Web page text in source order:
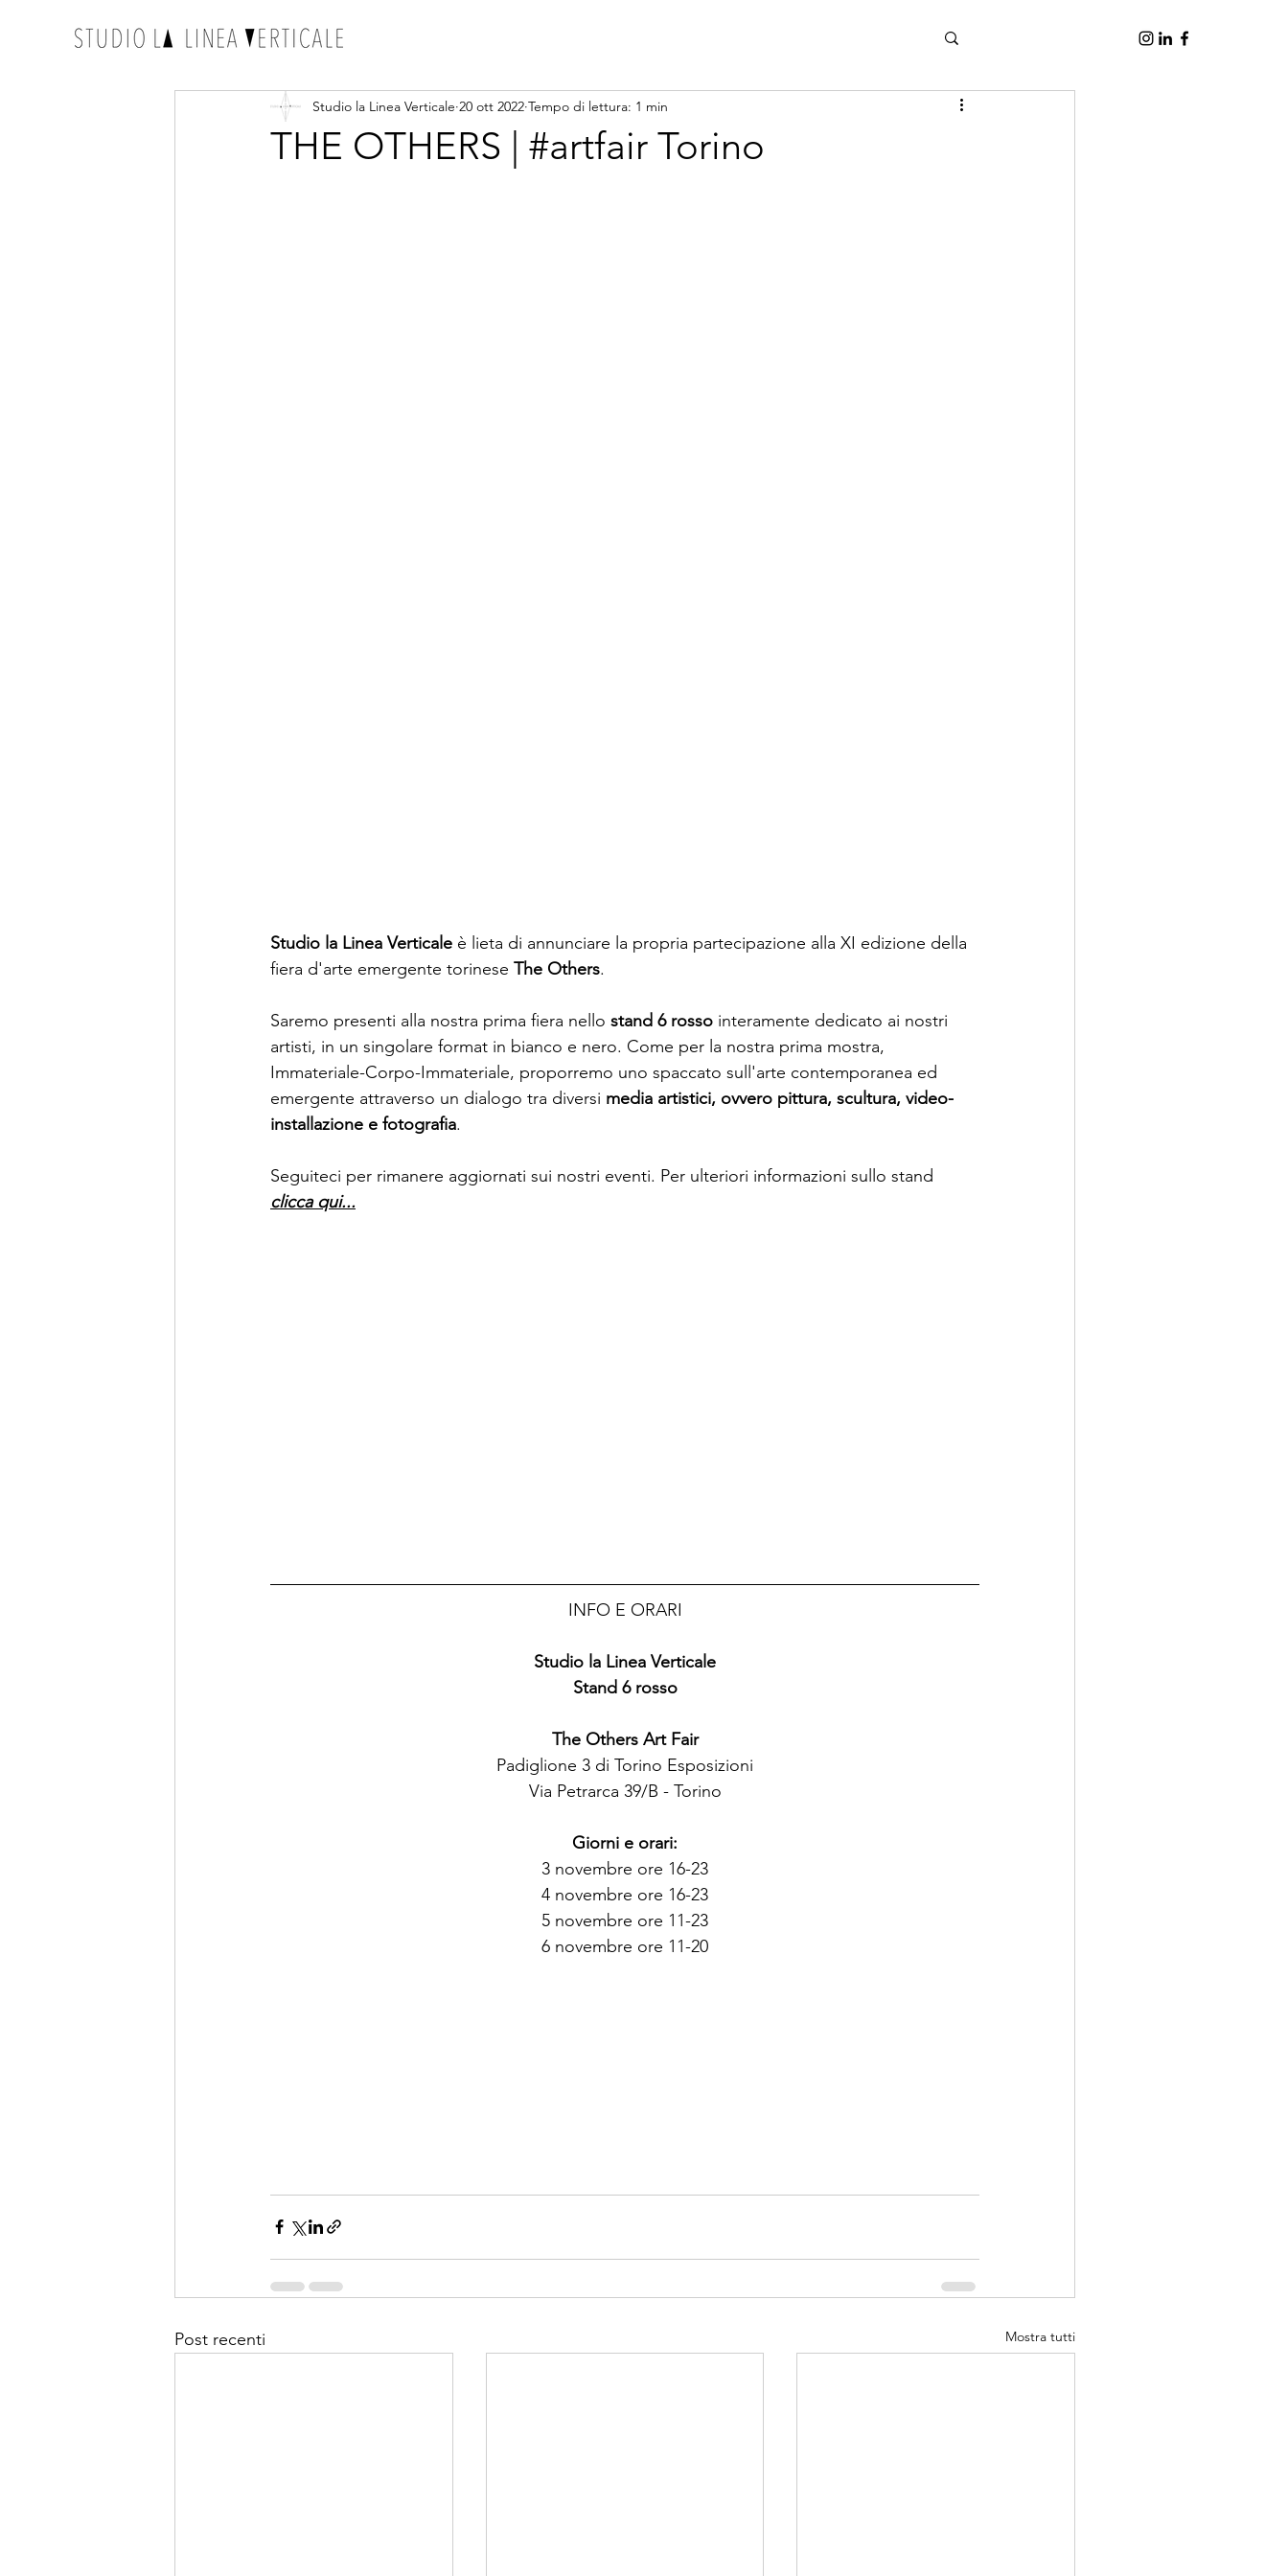
THE OTHERS | #artfair Torino
Studio la Linea Verticale 20 ott 2022 Tempo di lettura: 1 min
Studio la Linea Verticale è lieta di annunciare la propria partecipazione alla XI edizione della
fiera d'arte emergente torinese The Others.
Saremo presenti alla nostra prima fiera nello stand 6 rosso interamente dedicato ai nostri
artisti, in un singolare format in bianco e nero. Come per la nostra prima mostra,
Immateriale-Corpo-Immateriale, proporremo uno spaccato sull'arte contemporanea ed
emergente attraverso un dialogo tra diversi media artistici, ovvero pittura, scultura, video-
installazione e fotografia.
Seguiteci per rimanere aggiornati sui nostri eventi. Per ulteriori informazioni sullo stand
clicca qui...
INFO E ORARI
Studio la Linea Verticale
Stand 6 rosso
The Others Art Fair​
Padiglione 3 di Torino Esposizioni
Via Petrarca 39/B - Torino
Giorni e orari:
3 novembre ore 16-23
4 novembre ore 16-23
5 novembre ore 11-23
6 novembre ore 11-20
Post recenti Mostra tutti